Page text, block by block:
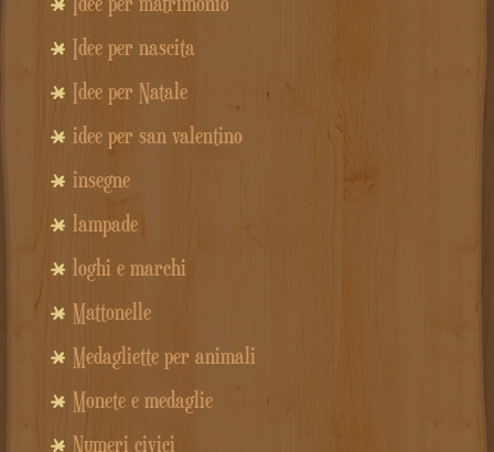
Idee per nascita
Idee per Natale
idee per san valentino
insegne
lampade
loghi e marchi
Mattonelle
Medagliette per animali
Monete e medaglie
Numeri civici